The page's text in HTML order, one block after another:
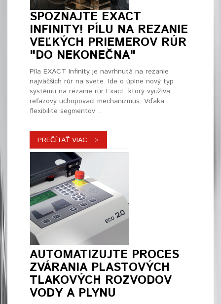
SPOZNAJTE EXACT
INFINITY! PÍLU NA REZANIE
VEĽKÝCH PRIEMEROV RÚR
"DO NEKONEČNA"
Píla EXACT Infinity je navrhnutá na rezanie
najväčších rúr na svete. Ide o úplne nový typ
systému na rezanie rúr Exact, ktorý využíva
reťazový uchopovací mechanizmus. Vďaka
flexibilite segmentov ..
PREČÍTAŤ VIAC
AUTOMATIZUJTE PROCES
ZVÁRANIA PLASTOVÝCH
TLAKOVÝCH ROZVODOV
VODY A PLYNU